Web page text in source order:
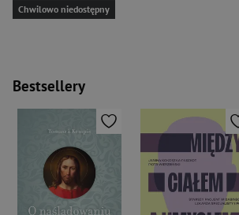
Chwilowo niedostępny
Bestsellery